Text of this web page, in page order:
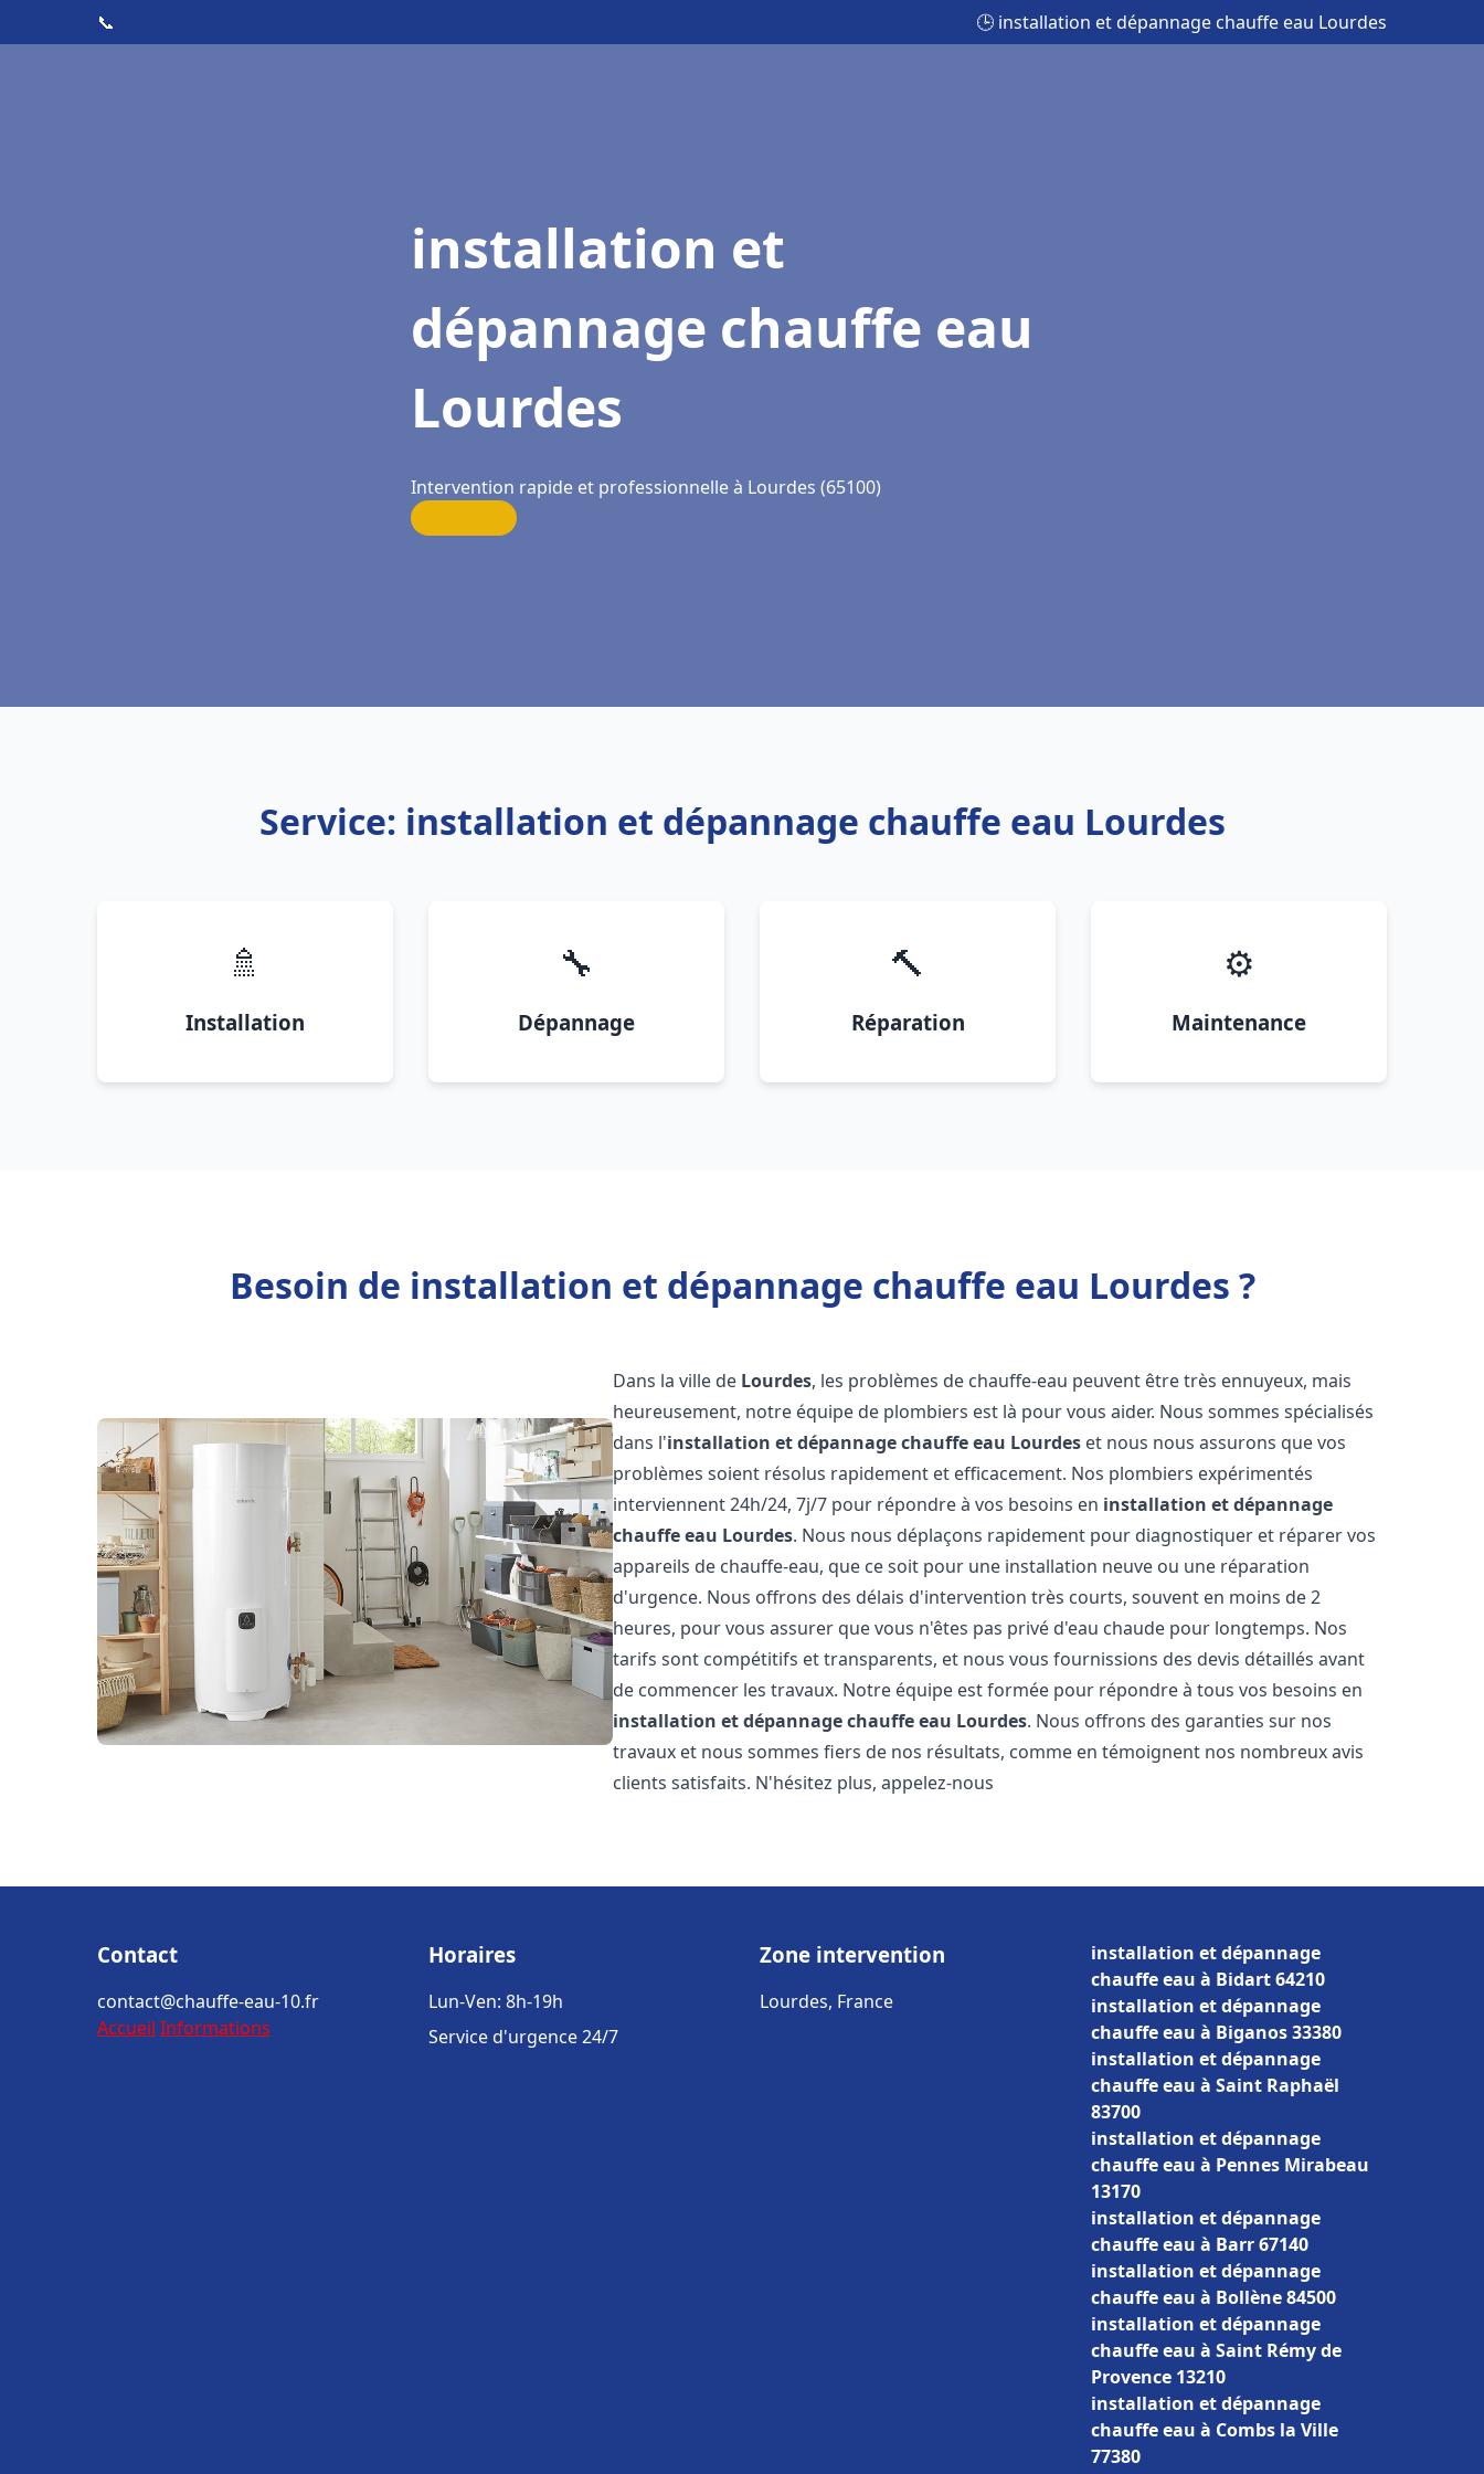
📞 🕒 installation et dépannage chauffe eau Lourdes
installation et
dépannage chauffe eau
Lourdes
Intervention rapide et professionnelle à Lourdes (65100)
Service: installation et dépannage chauffe eau Lourdes
🚿
Installation
🔧
Dépannage
🔨
Réparation
⚙️
Maintenance
Besoin de installation et dépannage chauffe eau Lourdes ?
Dans la ville de Lourdes, les problèmes de chauffe-eau peuvent être très ennuyeux, mais
heureusement, notre équipe de plombiers est là pour vous aider. Nous sommes spécialisés
dans l'installation et dépannage chauffe eau Lourdes et nous nous assurons que vos
problèmes soient résolus rapidement et efficacement. Nos plombiers expérimentés
interviennent 24h/24, 7j/7 pour répondre à vos besoins en installation et dépannage
chauffe eau Lourdes. Nous nous déplaçons rapidement pour diagnostiquer et réparer vos
appareils de chauffe-eau, que ce soit pour une installation neuve ou une réparation
d'urgence. Nous offrons des délais d'intervention très courts, souvent en moins de 2
heures, pour vous assurer que vous n'êtes pas privé d'eau chaude pour longtemps. Nos
tarifs sont compétitifs et transparents, et nous vous fournissions des devis détaillés avant
de commencer les travaux. Notre équipe est formée pour répondre à tous vos besoins en
installation et dépannage chauffe eau Lourdes. Nous offrons des garanties sur nos
travaux et nous sommes fiers de nos résultats, comme en témoignent nos nombreux avis
clients satisfaits. N'hésitez plus, appelez-nous
Contact
contact@chauffe-eau-10.fr
Accueil Informations
Horaires
Lun-Ven: 8h-19h
Service d'urgence 24/7
Zone intervention
Lourdes, France
installation et dépannage
chauffe eau à Bidart 64210
installation et dépannage
chauffe eau à Biganos 33380
installation et dépannage
chauffe eau à Saint Raphaël
83700
installation et dépannage
chauffe eau à Pennes Mirabeau
13170
installation et dépannage
chauffe eau à Barr 67140
installation et dépannage
chauffe eau à Bollène 84500
installation et dépannage
chauffe eau à Saint Rémy de
Provence 13210
installation et dépannage
chauffe eau à Combs la Ville
77380